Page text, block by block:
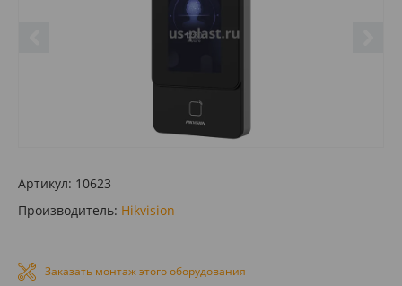
Артикул: 10623
Производитель: Hikvision
Заказать монтаж этого оборудования